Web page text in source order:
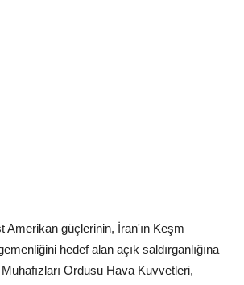
Amerikan güçlerinin, İran'ın Keşm
hedef alan açık saldırganlığına
Ordusu Hava Kuvvetleri,